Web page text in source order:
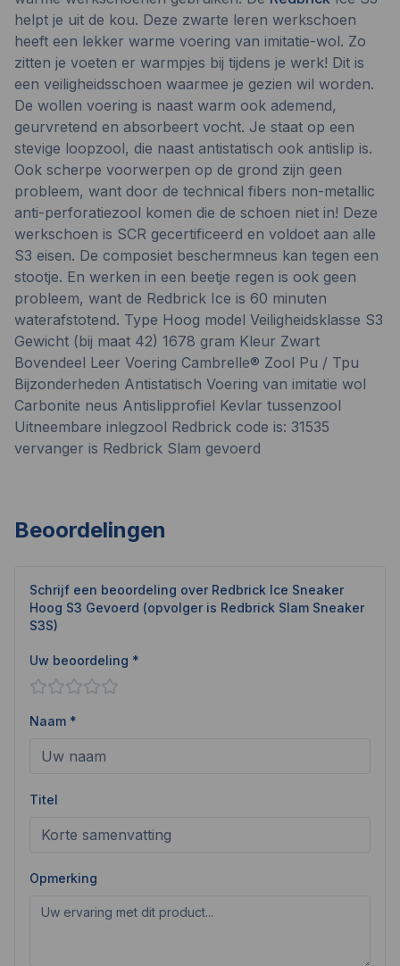
helpt je uit de kou. Deze zwarte leren werkschoen
heeft een lekker warme voering van imitatie-wol. Zo
zitten je voeten er warmpjes bij tijdens je werk! Dit is
een veiligheidsschoen waarmee je gezien wil worden.
De wollen voering is naast warm ook ademend,
geurvretend en absorbeert vocht. Je staat op een
stevige loopzool, die naast antistatisch ook antislip is.
Ook scherpe voorwerpen op de grond zijn geen
probleem, want door de technical fibers non-metallic
anti-perforatiezool komen die de schoen niet in! Deze
werkschoen is SCR gecertificeerd en voldoet aan alle
S3 eisen. De composiet beschermneus kan tegen een
stootje. En werken in een beetje regen is ook geen
probleem, want de Redbrick Ice is 60 minuten
waterafstotend. Type Hoog model Veiligheidsklasse S3
Gewicht (bij maat 42) 1678 gram Kleur Zwart
Bovendeel Leer Voering Cambrelle® Zool Pu / Tpu
Bijzonderheden Antistatisch Voering van imitatie wol
Carbonite neus Antislipprofiel Kevlar tussenzool
Uitneembare inlegzool Redbrick code is: 31535
vervanger is Redbrick Slam gevoerd
Beoordelingen
Schrijf een beoordeling over Redbrick Ice Sneaker
Hoog S3 Gevoerd (opvolger is Redbrick Slam Sneaker
S3S)
Uw beoordeling *
Naam *
Titel
Opmerking